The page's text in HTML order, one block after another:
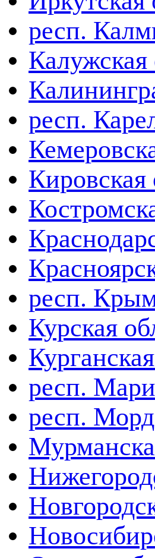
респ.
Калужская
респ.
Кировская
респ.
Курская
респ.
респ.